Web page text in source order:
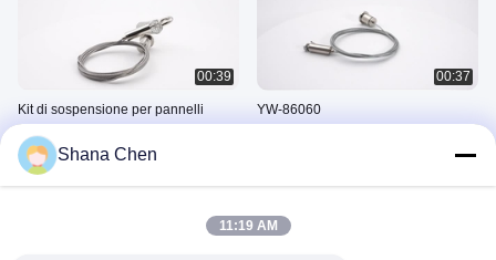
00:39
Kit di sospensione per pannelli
acustici per baffle e nuvole
July 08, 2025
00:37
YW-86060
Shana Chen
11:19 AM